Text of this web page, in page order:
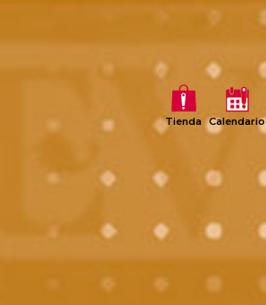
Tienda Calendario